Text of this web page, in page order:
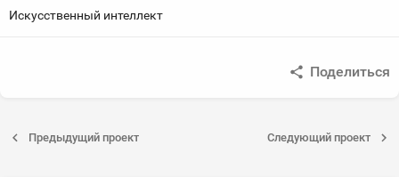
Искусственный интеллект
Поделиться
Предыдущий проект Следующий проект